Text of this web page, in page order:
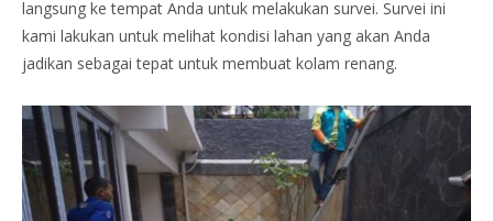
langsung ke tempat Anda untuk melakukan survei. Survei ini
kami lakukan untuk melihat kondisi lahan yang akan Anda
jadikan sebagai tepat untuk membuat kolam renang.